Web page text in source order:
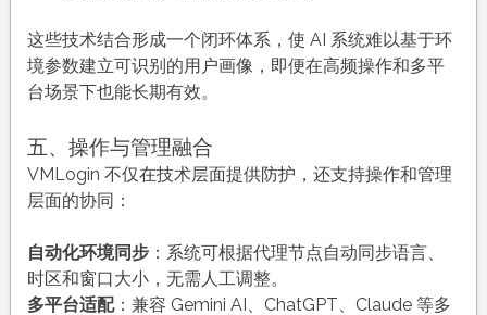
这些技术结合形成一个闭环体系，使 AI 系统难以基于环
境参数建立可识别的用户画像，即便在高频操作和多平
台场景下也能长期有效。
五、操作与管理融合
VMLogin 不仅在技术层面提供防护，还支持操作和管理
层面的协同：
自动化环境同步：系统可根据代理节点自动同步语言、
时区和窗口大小，无需人工调整。
多平台适配：兼容 Gemini AI、ChatGPT、Claude 等多